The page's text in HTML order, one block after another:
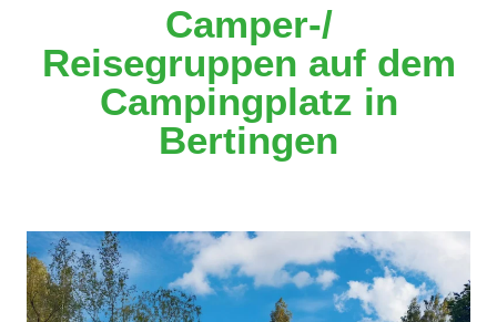
Camper-/
Reisegruppen auf dem
Campingplatz in
Bertingen